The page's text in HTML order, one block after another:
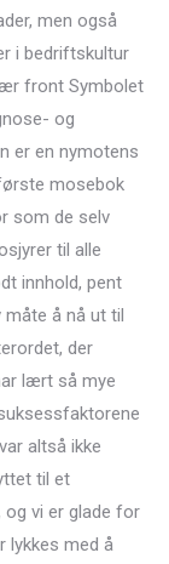
men også
i bedriftskultur
front Symbolet
og
er en nymotens
mosebok
som de selv
til alle
innhold, pent
å nå ut til
der
lært så mye
altså ikke
til et
vi er glade for
lykkes med å